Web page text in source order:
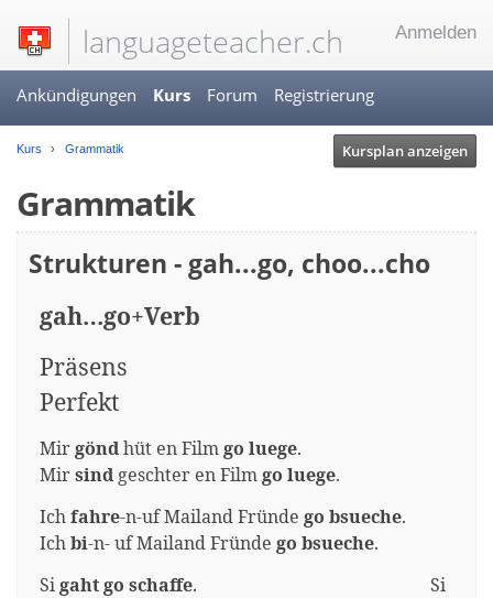
languageteacher.ch Anmelden
Ankündigungen Kurs Forum Registrierung
Kursplan anzeigen
Kurs Grammatik
Grammatik
Strukturen - gah...go, choo...cho
gah…go+Verb
Präsens
Perfekt
Mirgöndhüt en Filmgo luege.
Mirsindgeschter en Filmgo luege.
Ichfahre-n-uf Mailand Fründe go bsueche.
Ichbi-n- uf Mailand Fründe go bsueche.
Sigahtgo schaffe. Si